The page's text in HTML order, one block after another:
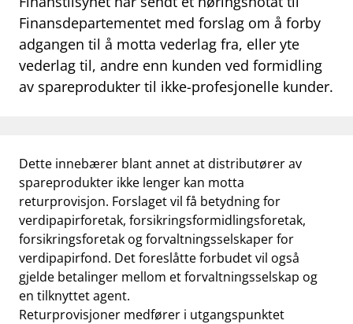
work_outlineJobb hos oss
dashboardInformasjon for investorer
notifications_noneAbonner på nyhetsvarsel
Finansdepartementet med forslag om å forby
adgangen til å motta vederlag fra, eller yte
vederlag til, andre enn kunden ved formidling
av spareprodukter til ikke-profesjonelle kunder.
Dette innebærer blant annet at distributører av
spareprodukter ikke lenger kan motta
returprovisjon. Forslaget vil få betydning for
verdipapirforetak, forsikringsformidlingsforetak,
forsikringsforetak og forvaltningsselskaper for
verdipapirfond. Det foreslåtte forbudet vil også
gjelde betalinger mellom et forvaltningsselskap og
en tilknyttet agent.
Returprovisjoner medfører i utgangspunktet